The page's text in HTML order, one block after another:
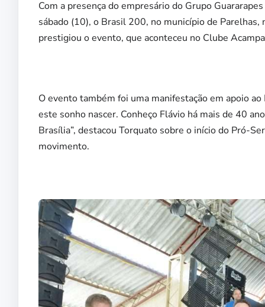
Com a presença do empresário do Grupo
sábado (10), o Brasil 200, no município de
prestigiou o evento, que aconteceu no Clube
O evento também foi uma manifestação em apoio
este sonho nascer. Conheço Flávio há mais de 40
Brasília”, destacou Torquato sobre o início do Pró-
movimento.